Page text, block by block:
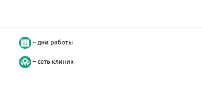
– дни работы
– сеть клиник